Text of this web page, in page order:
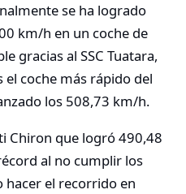
se ha logrado
km/h en un coche de
gracias al SSC Tuatara,
coche más rápido del
los 508,73 km/h.
Chiron que logró 490,48
al no cumplir los
hacer el recorrido en